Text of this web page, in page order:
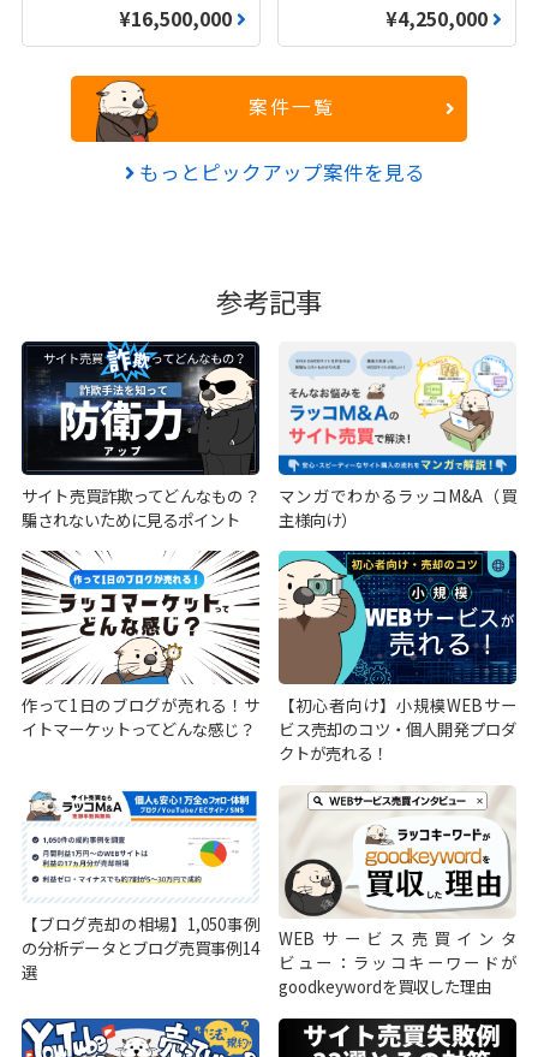
¥16,500,000 ¥4,250,000
案件一覧
もっとピックアップ案件を見る
参考記事
サイト売買詐欺ってどんなもの？
騙されないために見るポイント
マンガでわかるラッコM&A（買
主様向け）
作って1日のブログが売れる！サ
イトマーケットってどんな感じ？
【初心者向け】小規模WEBサー
ビス売却のコツ・個人開発プロダ
クトが売れる！
【ブログ売却の相場】1,050事例
の分析データとブログ売買事例14
選
WEBサービス売買インタ
ビュー：ラッコキーワードが
goodkeywordを買収した理由